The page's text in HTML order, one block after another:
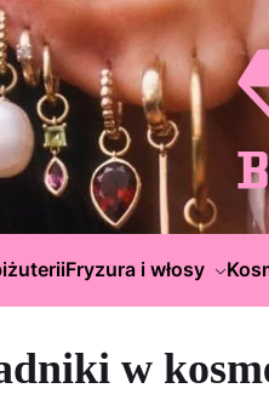
Fryzura i włosy
w